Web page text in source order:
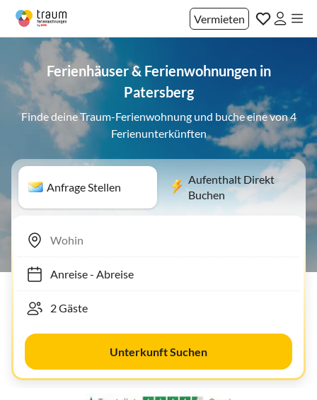
Vermieten
Ferienhäuser & Ferienwohnungen in
Patersberg
Finde deine Traum-Ferienwohnung und buche eine von 4
Ferienunterkünften
Anfrage Stellen
Aufenthalt Direkt
Buchen
Anreise- Abreise
Unterkunft Suchen